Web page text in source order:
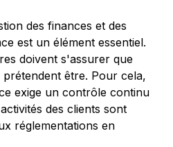
des finances et des
est un élément essentiel.
doivent s'assurer que
être. Pour cela,
exige un contrôle continu
des clients sont
réglementations en